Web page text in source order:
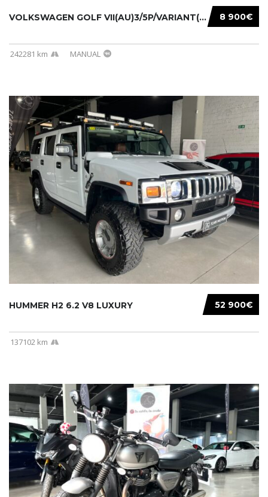
8 900€
VOLKSWAGEN GOLF VII(AU)3/5P/VARIANT(12-16 20...
242281 km MANUAL
52 900€
HUMMER H2 6.2 V8 LUXURY
137102 km